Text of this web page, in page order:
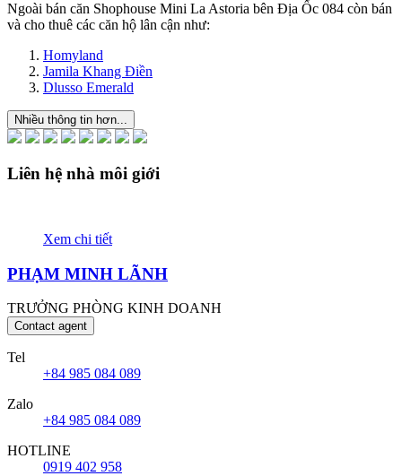
Ngoài bán căn Shophouse Mini La Astoria bên Địa Ốc 084 còn bán
và cho thuê các căn hộ lân cận như:
Homyland
Jamila Khang Điền
Dlusso Emerald
Nhiều thông tin hơn...
Liên hệ nhà môi giới
Xem chi tiết
PHẠM MINH LÃNH
TRƯỞNG PHÒNG KINH DOANH
Contact agent
Tel
+84 985 084 089
Zalo
+84 985 084 089
HOTLINE
0919 402 958